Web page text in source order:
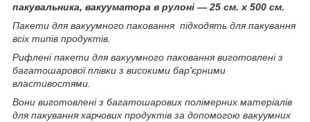
пакувальника, вакууматора в рулоні — 25 см. х 500 см.
Пакети для вакуумного паковання підходять для пакування
всіх типів продуктів.
Рифлені пакети для вакуумного паковання виготовлені з
багатошарової плівки з високими бар'єрними
властивостями.
Вони виготовлені з багатошарових полімерних матеріалів
для пакування харчових продуктів за допомогою вакуумних